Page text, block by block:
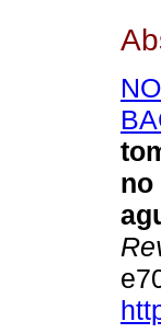
no